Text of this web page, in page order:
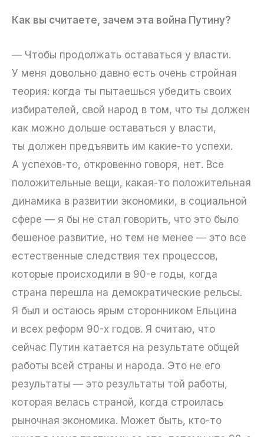
Как вы считаете, зачем эта война Путину?
— Чтобы продолжать оставаться у власти.
У меня довольно давно есть очень стройная
теория: когда ты пытаешься убедить своих
избирателей, свой народ в том, что ты должен
как можно дольше оставаться у власти,
ты должен предъявить им какие-то успехи.
А успехов-то, откровенно говоря, нет. Все
положительные вещи, какая-то положительная
динамика в развитии экономики, в социальной
сфере — я бы не стал говорить, что это было
бешеное развитие, но тем не менее — это все
естественные следствия тех процессов,
которые происходили в 90-е годы, когда
страна перешла на демократические рельсы.
Я был и остаюсь ярым сторонником Ельцина
и всех реформ 90-х годов. Я считаю, что
сейчас Путин катается на результате общей
работы всей страны и народа. Это не его
результаты — это результаты той работы,
которая велась страной, когда строилась
рыночная экономика. Может быть, кто-то